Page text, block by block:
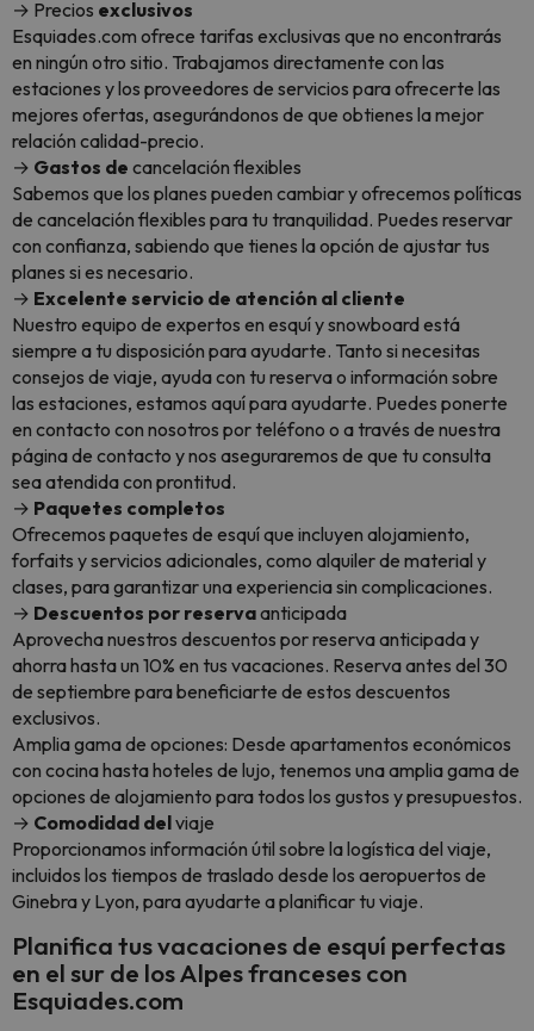
→ Precios exclusivos
Esquiades.com ofrece tarifas exclusivas que no encontrarás
en ningún otro sitio. Trabajamos directamente con las
estaciones y los proveedores de servicios para ofrecerte las
mejores ofertas, asegurándonos de que obtienes la mejor
relación calidad-precio.
→ Gastos de cancelación flexibles
Sabemos que los planes pueden cambiar y ofrecemos políticas
de cancelación flexibles para tu tranquilidad. Puedes reservar
con confianza, sabiendo que tienes la opción de ajustar tus
planes si es necesario.
→ Excelente servicio de atención al cliente
Nuestro equipo de expertos en esquí y snowboard está
siempre a tu disposición para ayudarte. Tanto si necesitas
consejos de viaje, ayuda con tu reserva o información sobre
las estaciones, estamos aquí para ayudarte. Puedes ponerte
en contacto con nosotros por teléfono o a través de nuestra
página de contacto y nos aseguraremos de que tu consulta
sea atendida con prontitud.
→ Paquetes completos
Ofrecemos paquetes de esquí que incluyen alojamiento,
forfaits y servicios adicionales, como alquiler de material y
clases, para garantizar una experiencia sin complicaciones.
→ Descuentos por reservaanticipada
Aprovecha nuestros descuentos por reserva anticipada y
ahorra hasta un 10% en tus vacaciones. Reserva antes del 30
de septiembre para beneficiarte de estos descuentos
exclusivos.
Amplia gama de opciones: Desde apartamentos económicos
con cocina hasta hoteles de lujo, tenemos una amplia gama de
opciones de alojamiento para todos los gustos y presupuestos.
→ Comodidad delviaje
Proporcionamos información útil sobre la logística del viaje,
incluidos los tiempos de traslado desde los aeropuertos de
Ginebra y Lyon, para ayudarte a planificar tu viaje.
Planifica tus vacaciones de esquí perfectas
en el sur de los Alpes franceses con
Esquiades.com